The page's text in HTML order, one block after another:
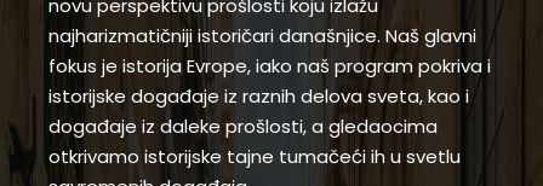
novu perspektivu prošlosti koju izlažu
najharizmatičniji istoričari današnjice. Naš glavni
fokus je istorija Evrope, iako naš program pokriva i
istorijske događaje iz raznih delova sveta, kao i
događaje iz daleke prošlosti, a gledaocima
otkrivamo istorijske tajne tumačeći ih u svetlu